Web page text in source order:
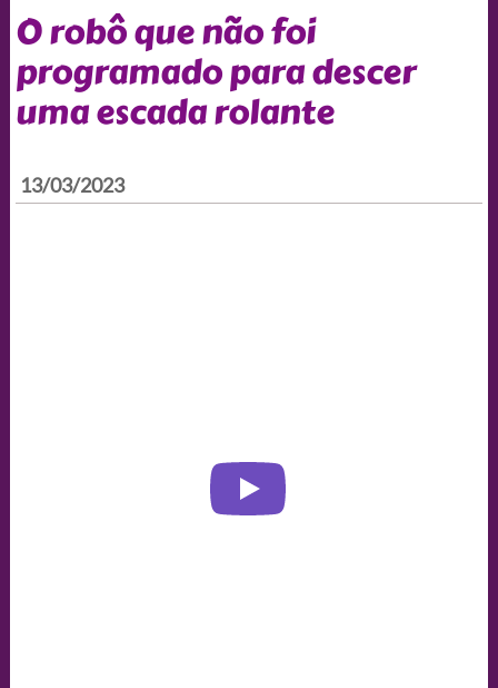
O robô que não foi
programado para descer
uma escada rolante
13/03/2023